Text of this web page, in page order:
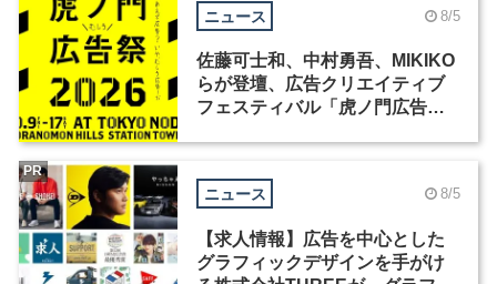
ニュース 8/5
佐藤可士和、中村勇吾、MIKIKO
らが登壇、広告クリエイティブ
フェスティバル「虎ノ門広告
ニュース 8/5
【求人情報】広告を中心とした
グラフィックデザインを手がけ
PR